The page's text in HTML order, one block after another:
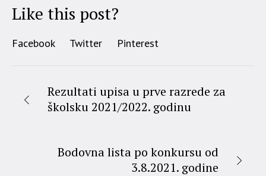
Like this post?
Facebook Twitter Pinterest
Rezultati upisa u prve razrede za
školsku 2021/2022. godinu
Bodovna lista po konkursu od
3.8.2021. godine